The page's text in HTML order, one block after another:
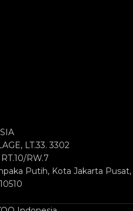
LT.33. 3302
RW.7
Putih, Kota Jakarta Pusat,